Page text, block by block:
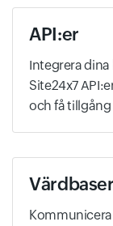
API:er
Integrera
Site24x7
och få tillgång